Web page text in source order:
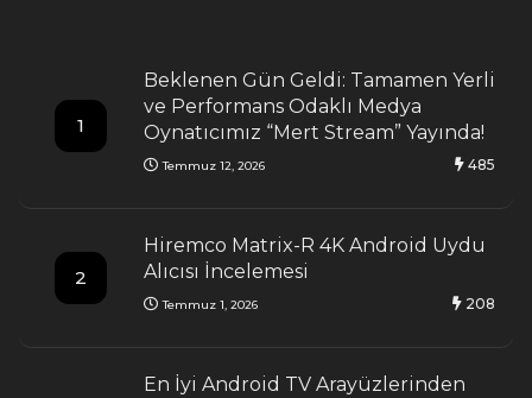
1
Beklenen Gün Geldi: Tamamen Yerli
ve Performans Odaklı Medya
Oynatıcımız “Mert Stream” Yayında!
Temmuz 12, 2026 485
2
Hiremco Matrix-R 4K Android Uydu
Alıcısı İncelemesi
Temmuz 1, 2026 208
En İyi Android TV Arayüzlerinden